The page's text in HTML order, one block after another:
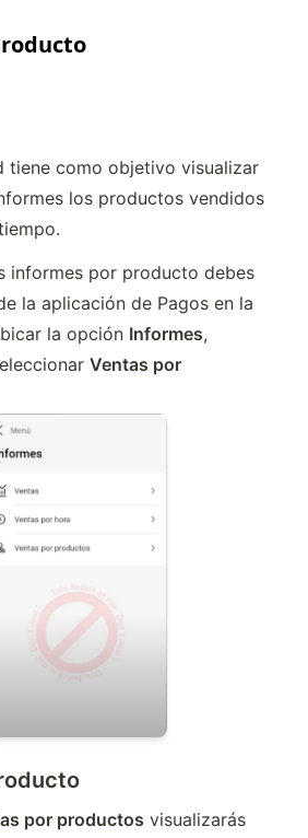
tiene como objetivo visualizar
los productos vendidos
informes por producto debes
la aplicación de Pagos en la
la opción Informes,
Ventas por
por productos visualizarás